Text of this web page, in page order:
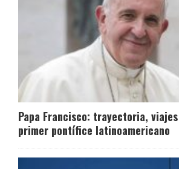
Papa Francisco: trayectoria,
primer pontífice latinoamericano